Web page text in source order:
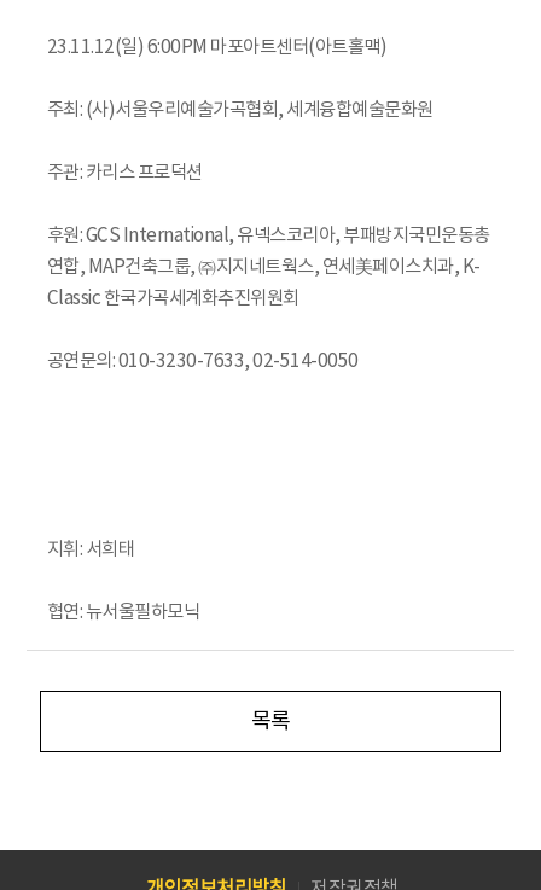
23.11.12(일) 6:00PM 마포아트센터(아트홀맥)
주최: (사)서울우리예술가곡협회, 세계융합예술문화원
주관: 카리스 프로덕션
후원: GCS International, 유넥스코리아, 부패방지국민운동총
연합, MAP건축그룹, ㈜지지네트웍스, 연세美페이스치과, K-
Classic 한국가곡세계화추진위원회
공연문의: 010-3230-7633, 02-514-0050
지휘: 서희태
협연: 뉴서울필하모닉
목록